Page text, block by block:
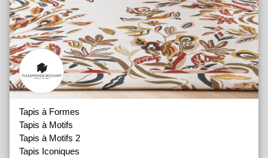
Tapis à Formes
Tapis à Motifs
Tapis à Motifs 2
Tapis Iconiques